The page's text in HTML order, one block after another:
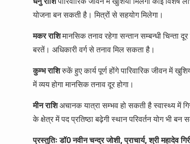
योजना बन सकती है। मित्रों से सहयोग मिलेगा।
मकर राशिमानसिक तनाव रहेगा सन्तान सम्बन्धी चिन्ता
बरतें। अधिकारी वर्ग से तनाव मिल सकता है।
कुम्भ राशिरुकें हुए कार्य पूर्ण होंगे पारिवारिक जीवन में
में व्यय होगा मानसिक तनाव दूर होगा।
मीन राशिअचानक यात्रा सम्भव हो सकती है स्वास्थ्य में
के क्षेत्र में पद प्रतिष्ठा बढ़ेगी स्थान परिवर्तन योग भी बन
प्रस्तुतिः डॉ0 नवीन चन्द्र जोशी, प्राचार्य, श्री महादेव